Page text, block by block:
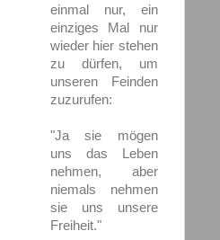
einmal nur, ein
einziges Mal nur
wieder hier stehen
zu dürfen, um
unseren Feinden
zuzurufen:
"Ja sie mögen
uns das Leben
nehmen, aber
niemals nehmen
sie uns unsere
Freiheit."